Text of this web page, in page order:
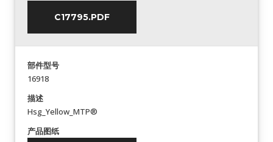
C17795.PDF
部件型号
16918
描述
Hsg_Yellow_MTP®
产品图纸